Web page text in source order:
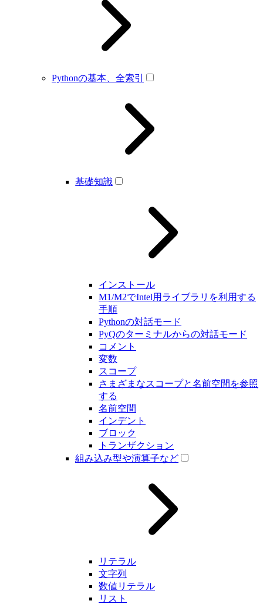
Pythonの基本、全索引
基礎知識
インストール
M1/M2でIntel用ライブラリを利用する
手順
Pythonの対話モード
PyQのターミナルからの対話モード
コメント
変数
スコープ
さまざまなスコープと名前空間を参照
する
名前空間
インデント
ブロック
トランザクション
組み込み型や演算子など
リテラル
文字列
数値リテラル
リスト